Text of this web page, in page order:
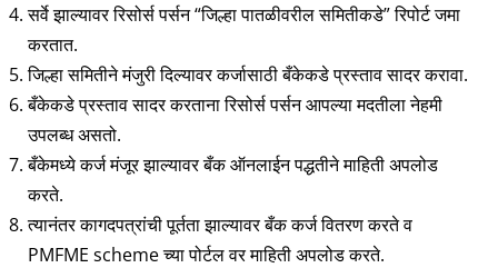
सर्वे झाल्यावर रिसोर्स पर्सन “जिल्हा पातळीवरील समितीकडे” रिपोर्ट जमा
करतात.
जिल्हा समितीने मंजुरी दिल्यावर कर्जासाठी बँकेकडे प्रस्ताव सादर करावा.
बँकेकडे प्रस्ताव सादर करताना रिसोर्स पर्सन आपल्या मदतीला नेहमी
उपलब्ध असतो.
बँकेमध्ये कर्ज मंजूर झाल्यावर बँक ऑनलाईन पद्धतीने माहिती अपलोड
करते.
त्यानंतर कागदपत्रांची पूर्तता झाल्यावर बँक कर्ज वितरण करते व
PMFME scheme च्या पोर्टल वर माहिती अपलोड करते.